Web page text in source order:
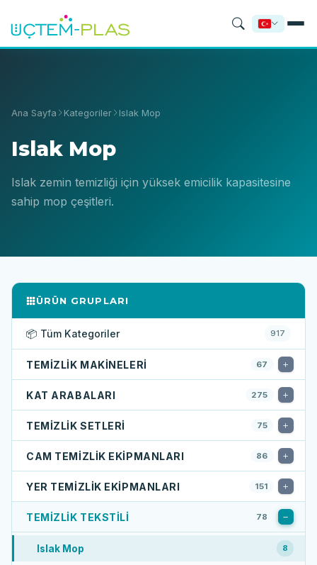
Ana Sayfa Kategoriler Islak Mop
Islak Mop
Islak zemin temizliği için yüksek emicilik kapasitesine
sahip mop çeşitleri.
ÜRÜN GRUPLARI
📦 Tüm Kategoriler 917
TEMIZLIK MAKINELERI 67
KAT ARABALARI 275
TEMIZLIK SETLERI 75
CAM TEMIZLIK EKIPMANLARI 86
YER TEMIZLIK EKIPMANLARI 151
TEMIZLIK TEKSTILI 78
Islak Mop 8